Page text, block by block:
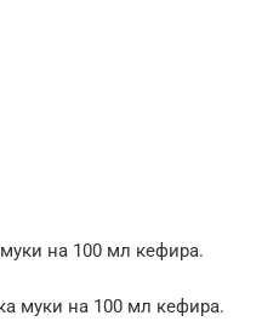
на 100 мл кефира.
муки на 100 мл кефира.